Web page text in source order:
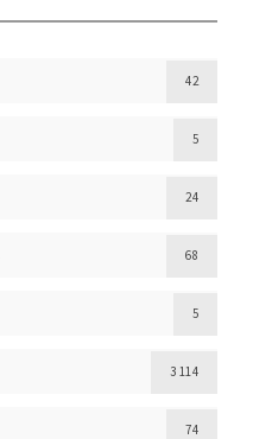
42
5
24
68
5
3 114
74